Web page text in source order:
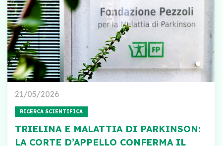
21/05/2026
RICERCA SCIENTIFICA
TRIELINA E MALATTIA DI PARKINSON:
LA CORTE D’APPELLO CONFERMA IL